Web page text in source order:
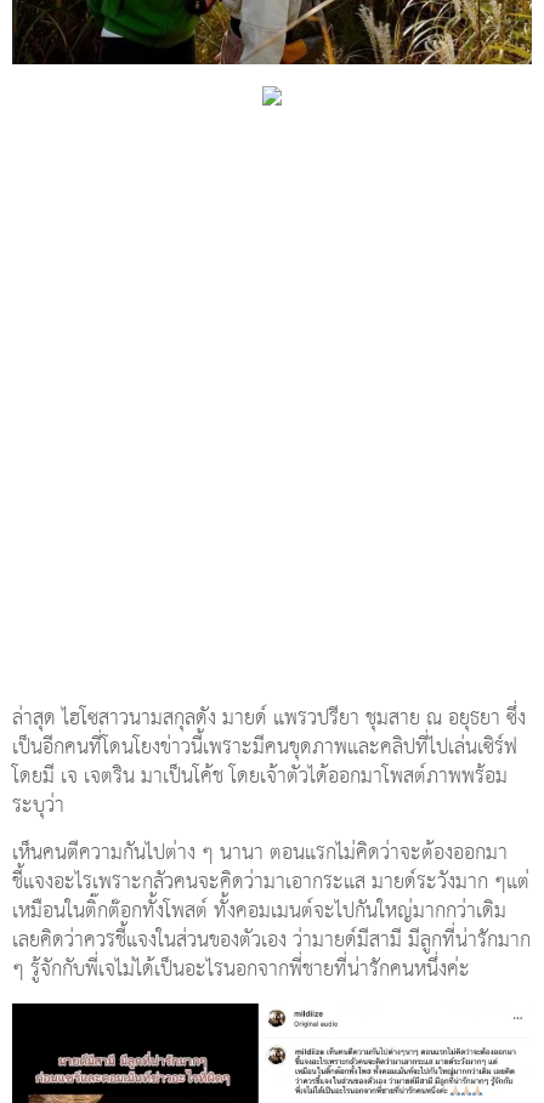
ล่าสุด ไฮโซสาวนามสกุลดัง มายด์ แพรวปรียา ชุมสาย ณ อยุธยา ซึ่ง
เป็นอีกคนที่โดนโยงข่าวนี้เพราะมีคนขุดภาพและคลิปที่ไปเล่นเซิร์ฟ
โดยมี เจ เจตริน มาเป็นโค้ช โดยเจ้าตัวได้ออกมาโพสต์ภาพพร้อม
ระบุว่า
เห็นคนตีความกันไปต่าง ๆ นานา ตอนแรกไม่คิดว่าจะต้องออกมา
ชี้แจงอะไรเพราะกลัวคนจะคิดว่ามาเอากระแส มายด์ระวังมาก ๆแต่
เหมือนในติ๊กต๊อกทั้งโพสต์ ทั้งคอมเมนต์จะไปกันใหญ่มากกว่าเดิม
เลยคิดว่าควรชี้แจงในส่วนของตัวเอง ว่ามายด์มีสามี มีลูกที่น่ารักมาก
ๆ รู้จักกับพี่เจไม่ได้เป็นอะไรนอกจากพี่ชายที่น่ารักคนหนึ่งค่ะ